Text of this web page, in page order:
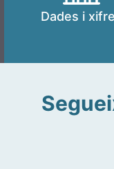
Dades i